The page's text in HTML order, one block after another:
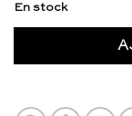
En stock